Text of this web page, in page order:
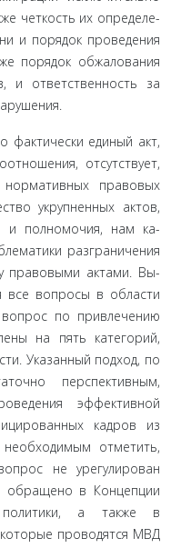
четкость их определе­
и порядок проведения
порядок обжалования
и ответственность за
фактически единый акт,
отсут­ствует,
право­вых
укрупненных актов,
и полномочия, нам ка­
разграничения
правовыми актами. Вы­
все вопросы в области
по привлечению
на пять категорий,
Указанный подход, по
перспективным,
эффективной
кадров из
отметить,
не урегулирован
обращено в Концепции
политики, а также в
проводятся МВД